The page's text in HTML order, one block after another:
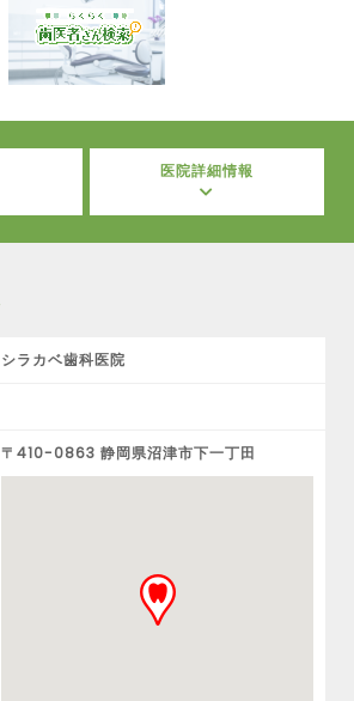
医院詳細情報
シラカベ歯科医院
〒410-0863 静岡県沼津市下一丁田